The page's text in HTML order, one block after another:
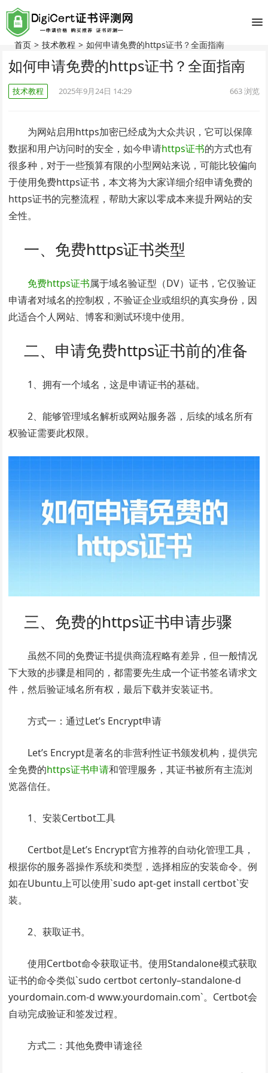
首页 > 技术教程 > 如何申请免费的https证书？全面指南
如何申请免费的https证书？全面指南
技术教程 2025年9月24日 14:29 663浏览
为网站启用https加密已经成为大众共识，它可以保障
数据和用户访问时的安全，如今申请https证书的方式也有
很多种，对于一些预算有限的小型网站来说，可能比较偏向
于使用免费https证书，本文将为大家详细介绍申请免费的
https证书的完整流程，帮助大家以零成本来提升网站的安
全性。
一、免费https证书类型
免费https证书属于域名验证型（DV）证书，它仅验证
申请者对域名的控制权，不验证企业或组织的真实身份，因
此适合个人网站、博客和测试环境中使用。
二、申请免费https证书前的准备
1、拥有一个域名，这是申请证书的基础。
2、能够管理域名解析或网站服务器，后续的域名所有
权验证需要此权限。
三、免费的https证书申请步骤
虽然不同的免费证书提供商流程略有差异，但一般情况
下大致的步骤是相同的，都需要先生成一个证书签名请求文
件，然后验证域名所有权，最后下载并安装证书。
方式一：通过Let’s Encrypt申请
Let’s Encrypt是著名的非营利性证书颁发机构，提供完
全免费的https证书申请和管理服务，其证书被所有主流浏
览器信任。
1、安装Certbot工具
Certbot是Let’s Encrypt官方推荐的自动化管理工具，
根据你的服务器操作系统和类型，选择相应的安装命令。例
如在Ubuntu上可以使用`sudo apt-get install certbot`安
装。
2、获取证书。
使用Certbot命令获取证书。使用Standalone模式获取
证书的命令类似`sudo certbot certonly–standalone-d
yourdomain.com-d www.yourdomain.com`。Certbot会
自动完成验证和签发过程。
方式二：其他免费申请途径